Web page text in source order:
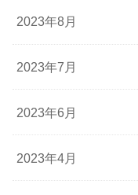
2023年8月
2023年7月
2023年6月
2023年4月